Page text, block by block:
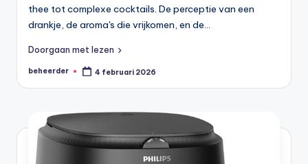
thee tot complexe cocktails. De perceptie van een
drankje, de aroma's die vrijkomen, en de…
Doorgaan met lezen
Geplaatst
beheerder 4 februari 2026